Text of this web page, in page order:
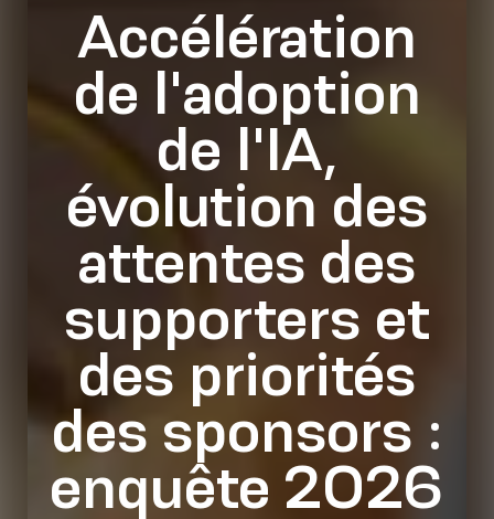
Accélération
de l'adoption
de l'IA,
évolution des
attentes des
supporters et
des priorités
des sponsors :
enquête 2026